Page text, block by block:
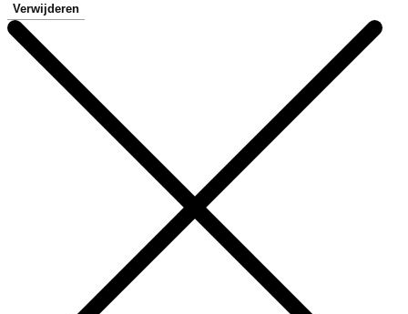
Verwijderen